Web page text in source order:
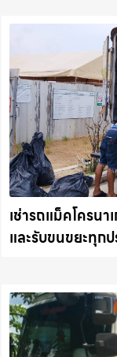
เช่ารถแม็คโครนา
และรับขนขยะทุก